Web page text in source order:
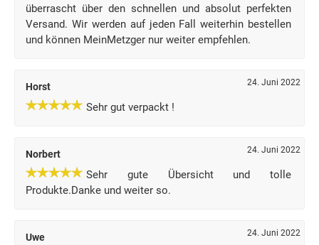
überrascht über den schnellen und absolut perfekten
Versand. Wir werden auf jeden Fall weiterhin bestellen
und können MeinMetzger nur weiter empfehlen.
Horst 24. Juni 2022
Sehr gut verpackt !
Norbert 24. Juni 2022
Sehr gute Übersicht und tolle
Produkte.Danke und weiter so.
Uwe 24. Juni 2022